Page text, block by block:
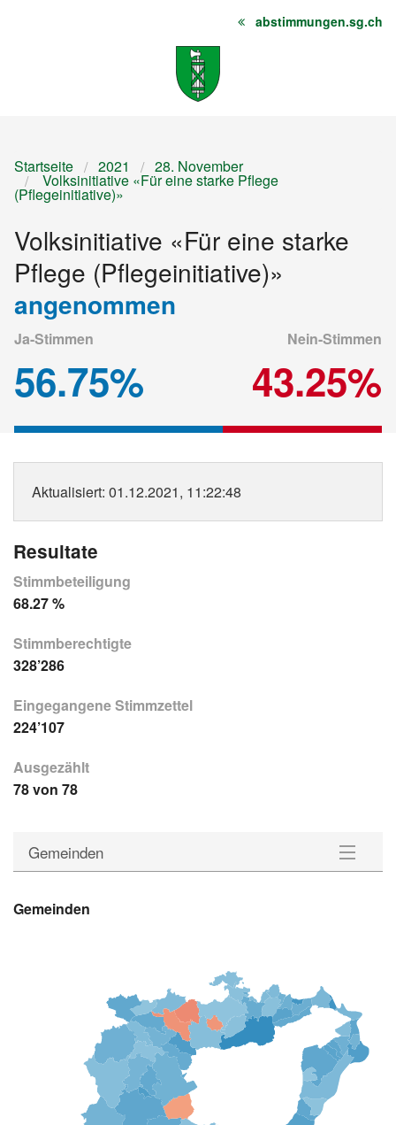
Startseite
Sitemap abstimmungen.sg.ch
Startseite 2021 28. November
Volksinitiative «Für eine starke Pflege
(Pflegeinitiative)»
Volksinitiative «Für eine starke
Pflege (Pflegeinitiative)»
angenommen
Ja-Stimmen
56.75%
Nein-Stimmen
43.25%
Aktualisiert: 01.12.2021, 11:22:48
Resultate
Stimmbeteiligung
68.27 %
Stimmberechtigte
328’286
Eingegangene Stimmzettel
224’107
Ausgezählt
78 von 78
Gemeinden
Downloads
Gemeinden